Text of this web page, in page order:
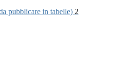
pubblicare in tabelle) 2